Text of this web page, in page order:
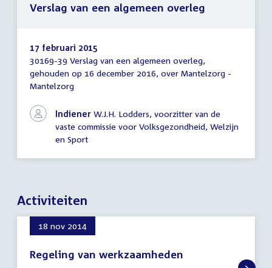
Verslag
van
een
overleg
17 februari 2015
30169-39 Verslag van een algemeen overleg,
gehouden op 16 december 2016, over Mantelzorg -
Mantelzorg
Indiener W.J.H. Lodders, voorzitter van de
vaste commissie voor Volksgezondheid, Welzijn
en Sport
Verslag van een algemeen overleg
Activiteiten
18 nov 2014
Regeling van werkzaamheden